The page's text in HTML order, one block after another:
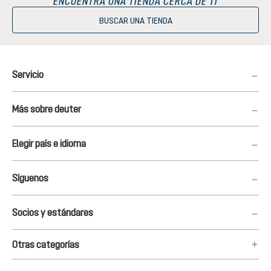
BUSCAR UNA TIENDA
Servicio
Más sobre deuter
Elegir país e idioma
Síguenos
Socios y estándares
Otras categorías